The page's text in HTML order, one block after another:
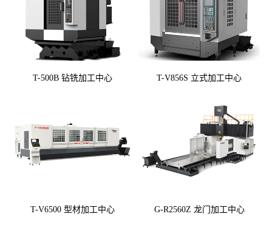
T-500B 钻铣加工中心 T-V856S 立式加工中心
T-V6500 型材加工中心 G-R2560Z 龙门加工中心